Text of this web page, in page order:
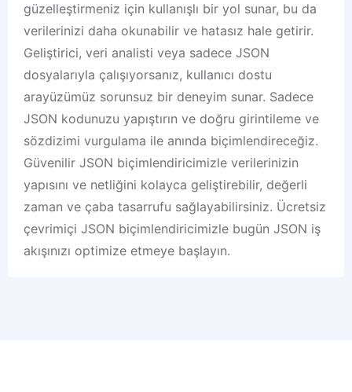
güzelleştirmeniz için kullanışlı bir yol sunar, bu da
verilerinizi daha okunabilir ve hatasız hale getirir.
Geliştirici, veri analisti veya sadece JSON
dosyalarıyla çalışıyorsanız, kullanıcı dostu
arayüzümüz sorunsuz bir deneyim sunar. Sadece
JSON kodunuzu yapıştırın ve doğru girintileme ve
sözdizimi vurgulama ile anında biçimlendireceğiz.
Güvenilir JSON biçimlendiricimizle verilerinizin
yapısını ve netliğini kolayca geliştirebilir, değerli
zaman ve çaba tasarrufu sağlayabilirsiniz. Ücretsiz
çevrimiçi JSON biçimlendiricimizle bugün JSON iş
akışınızı optimize etmeye başlayın.